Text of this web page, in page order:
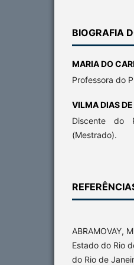
BIOGRAFIA
MARIA DO
Professora do
VILMA DIAS
Discente do
(Mestrado).
ABRAMOVAY,
Estado do Rio
do Rio de